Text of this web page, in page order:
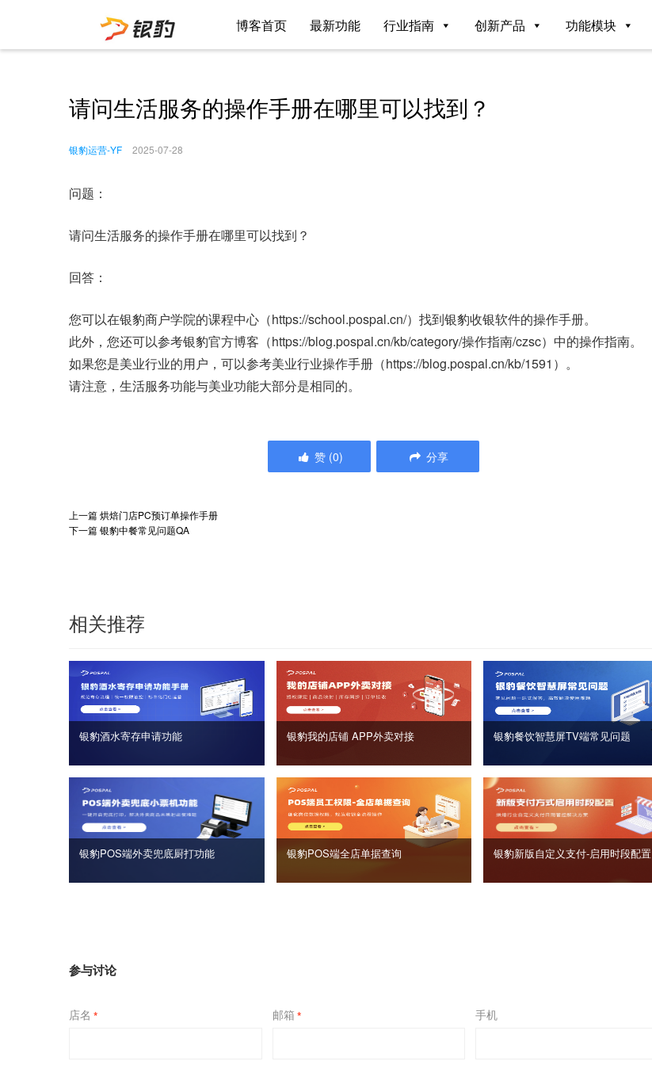
博客首页 最新功能 行业指南 创新产品 功能模块
请问生活服务的操作手册在哪里可以找到？
银豹运营-YF 2025-07-28
问题：
请问生活服务的操作手册在哪里可以找到？
回答：
您可以在银豹商户学院的课程中心（https://school.pospal.cn/）找到银豹收银软件的操作手册。
此外，您还可以参考银豹官方博客（https://blog.pospal.cn/kb/category/操作指南/czsc）中的操作指南。
如果您是美业行业的用户，可以参考美业行业操作手册（https://blog.pospal.cn/kb/1591）。
请注意，生活服务功能与美业功能大部分是相同的。
赞 (0) 分享
上一篇烘焙门店PC预订单操作手册
下一篇银豹中餐常见问题QA
相关推荐
银豹酒水寄存申请功能 银豹我的店铺 APP外卖对接 银豹餐饮智慧屏TV端常见问题
银豹POS端外卖兜底厨打功能 银豹POS端全店单据查询 银豹新版自定义支付‑启用时段配置
参与讨论
店名 * 邮箱 * 手机